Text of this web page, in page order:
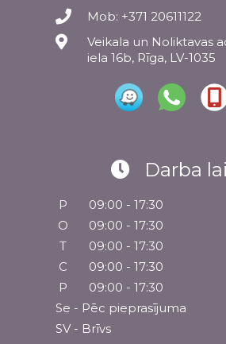
Mob: +371 20611122
Veikala un Noliktavas
iela 16b, Rīga, LV-1035
Darba
P
09:00 - 17:30
O
09:00 - 17:30
T
09:00 - 17:30
C
09:00 - 17:30
P
09:00 - 17:30
Se - Pēc pieprasījuma
SV - Brīvs